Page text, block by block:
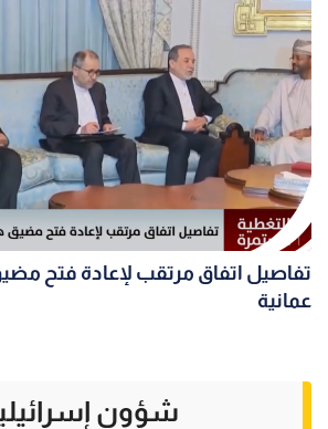
تفاصيل اتفاق مرتقب لإعادة فتح
عمانية
شؤون